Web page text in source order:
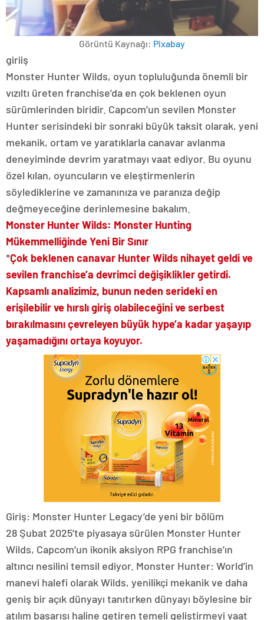
Görüntü Kaynağı: Pixabay
giriiş
Monster Hunter Wilds, oyun topluluğunda önemli bir
vızıltı üreten franchise’da en çok beklenen oyun
sürümlerinden biridir. Capcom’un sevilen Monster
Hunter serisindeki bir sonraki büyük taksit olarak, yeni
mekanik, ortam ve yaratıklarla canavar avlanma
deneyiminde devrim yaratmayı vaat ediyor. Bu oyunu
özel kılan, oyuncuların ve eleştirmenlerin
söylediklerine ve zamanınıza ve paranıza değip
değmeyeceğine derinlemesine bakalım.
Monster Hunter Wilds: Monster Hunting
Mükemmelliğinde Yeni Bir Sınır
*Çok beklenen canavar Hunter Wilds nihayet geldi ve
sevilen franchise’a devrimci değişiklikler getirdi.
Kapsamlı analizimiz, bunun neden serideki en
erişilebilir ve hırslı giriş olabileceğini ve serbest
bırakılmasını çevreleyen büyük hype’a kadar yaşayıp
yaşamadığını ortaya koyuyor.
Giriş: Monster Hunter Legacy’de yeni bir bölüm
28 Şubat 2025’te piyasaya sürülen Monster Hunter
Wilds, Capcom’un ikonik aksiyon RPG franchise’ın
altıncı nesilini temsil ediyor. Monster Hunter: World’in
manevi halefi olarak Wilds, yenilikçi mekanik ve daha
geniş bir açık dünyayı tanıtırken dünyayı böylesine bir
atılım başarısı haline getiren temeli geliştirmeyi vaat